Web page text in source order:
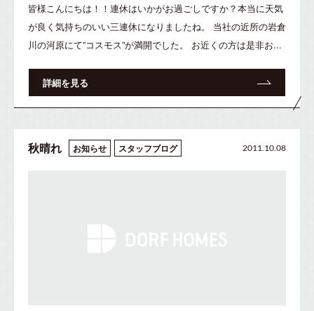
皆様こんにちは！！連休はいかがお過ごしですか？本当に天気
が良く気持ちのいい三連休になりましたね。 当社の近所の岩倉
川の河原にて”コスモス”が満開でした。 お近くの方は是非お...
詳細を見る
秋晴れ お知らせ スタッフブログ 2011.10.08